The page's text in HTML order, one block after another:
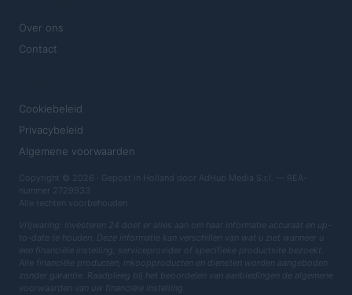
Over ons
Contact
Cookiebeleid
Privacybeleid
Algemene voorwaarden
Copyright © 2026 · Gepost in Holland door AdHub Media S.r.l. — REA-
nummer 2729933
Alle rechten voorbehouden
Vrijwaring: Investeren 24 doet er alles aan om haar informatie accuraat en up-
to-date te houden. Deze informatie kan verschillen van wat u ziet wanneer u
een financiële instelling, serviceprovider of specifieke productsite bezoekt.
Alle financiële producten, inkoopproducten en diensten worden aangeboden
zonder garantie. Raadpleeg bij het beoordelen van aanbiedingen de algemene
voorwaarden van uw financiële instelling.